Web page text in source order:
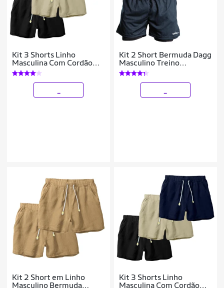
Kit 3 Shorts Linho
Masculina Com Cordão
Bermuda Casual Verão
Kit 2 Short Bermuda Dagg
Masculino Treino
Academia
Kit 2 Short em Linho
Masculino Bermuda
Kit 3 Shorts Linho
Masculina Com Cordão